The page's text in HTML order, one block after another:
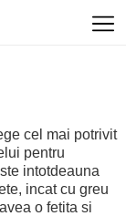
cel mai potrivit
pentru
intotdeauna
incat cu greu
o fetita si